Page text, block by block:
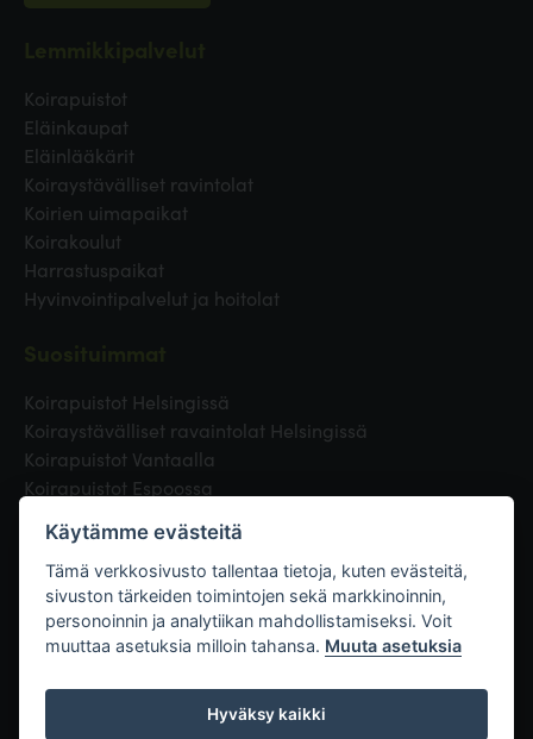
Koirapuistot
Eläinkaupat
Eläinlääkärit
Koiraystävälliset ravintolat
Koirien uimapaikat
Koirakoulut
Harrastuspaikat
Hyvinvointipalvelut ja hoitolat
Koirapuistot Helsingissä
Koiraystävälliset ravaintolat Helsingissä
Koirapuistot Vantaalla
Koirapuistot Espoossa
Eläinlääkäri Helsingissä
Koirapuistot Tampereella
Linkit
Käytämme evästeitä
Tämä verkkosivusto tallentaa tietoja, kuten evästeitä,
sivuston tärkeiden toimintojen sekä markkinoinnin,
personoinnin ja analytiikan mahdollistamiseksi. Voit
muuttaa asetuksia milloin tahansa. Muuta asetuksia
Hyväksy kaikki